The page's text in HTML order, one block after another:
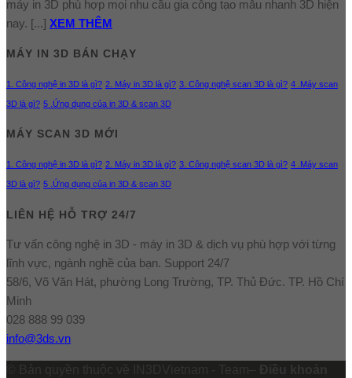
máy in 3D phù hợp mọi nhu cầu gia công tạo mẫu nhanh 3D hiện
nay. [...] XEM THÊM
MÁY IN 3D BÁN CHẠY
1. Công nghệ in 3D là gì? 2. Máy in 3D là gì? 3. Công nghệ scan 3D là gì? 4 .Máy scan
3D là gì? 5 .Ứng dụng của in 3D & scan 3D
MÁY SCAN 3D MỚI
1. Công nghệ in 3D là gì? 2. Máy in 3D là gì? 3. Công nghệ scan 3D là gì? 4 .Máy scan
3D là gì? 5 .Ứng dụng của in 3D & scan 3D
LIÊN HỆ HỖ TRỢ 24/7
Tư vấn công nghệ in 3D - máy in 3D & dịch vụ phù hợp với từng
lĩnh vực, ngành nghề của bạn. Support 24/7
58/6, Võ Văn Hát, phường Long Trường, TP. Thủ Đức. TP. Hồ Chí
Minh
028 888 99 039
info@3ds.vn
© Bản quyền thuộc về IN3DVietnam - Team– Điều khoản